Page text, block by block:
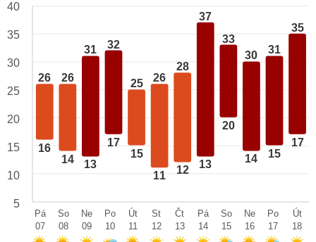
26
16
26
14
31
13
32
17
25
15
26
11
28
12
37
13
33
20
30
14
31
15
35
17
40
35
30
25
20
15
10
5
Pá
07
So
08
Ne
09
Po
10
Út
11
St
12
Čt
13
Pá
14
So
15
Ne
16
Po
17
Út
18